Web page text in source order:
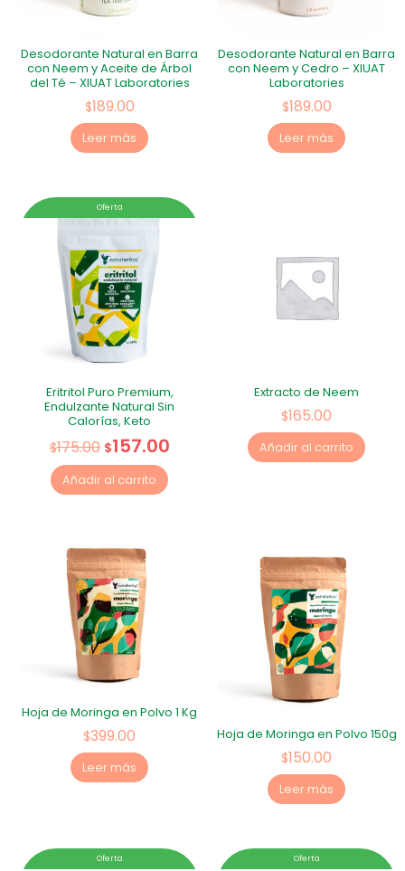
Desodorante Natural en Barra
con Neem y Aceite de Árbol
del Té – XIUAT Laboratories
$189.00
Leer más
Desodorante Natural en Barra
con Neem y Cedro – XIUAT
Laboratories
$189.00
Leer más
Oferta
Eritritol Puro Premium,
Endulzante Natural Sin
Calorías, Keto
$175.00 $157.00
Añadir al carrito
Extracto de Neem
$165.00
Añadir al carrito
Hoja de Moringa en Polvo 1 Kg
$399.00
Leer más
Hoja de Moringa en Polvo 150g
$150.00
Leer más
Oferta Oferta